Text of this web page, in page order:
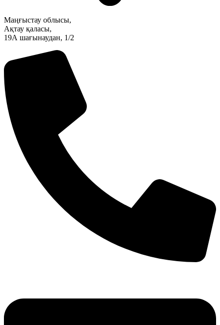
Маңғыстау облысы,
Ақтау қаласы,
19А шағынаудан, 1/2